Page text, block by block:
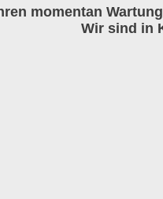
momentan
Wir sind in